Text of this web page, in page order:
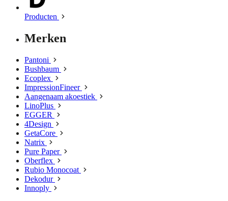
Producten
Merken
Pantoni
Bushbaum
Ecoplex
ImpressionFineer
Aangenaam akoestiek
LinoPlus
EGGER
4Design
GetaCore
Natrix
Pure Paper
Oberflex
Rubio Monocoat
Dekodur
Innoply